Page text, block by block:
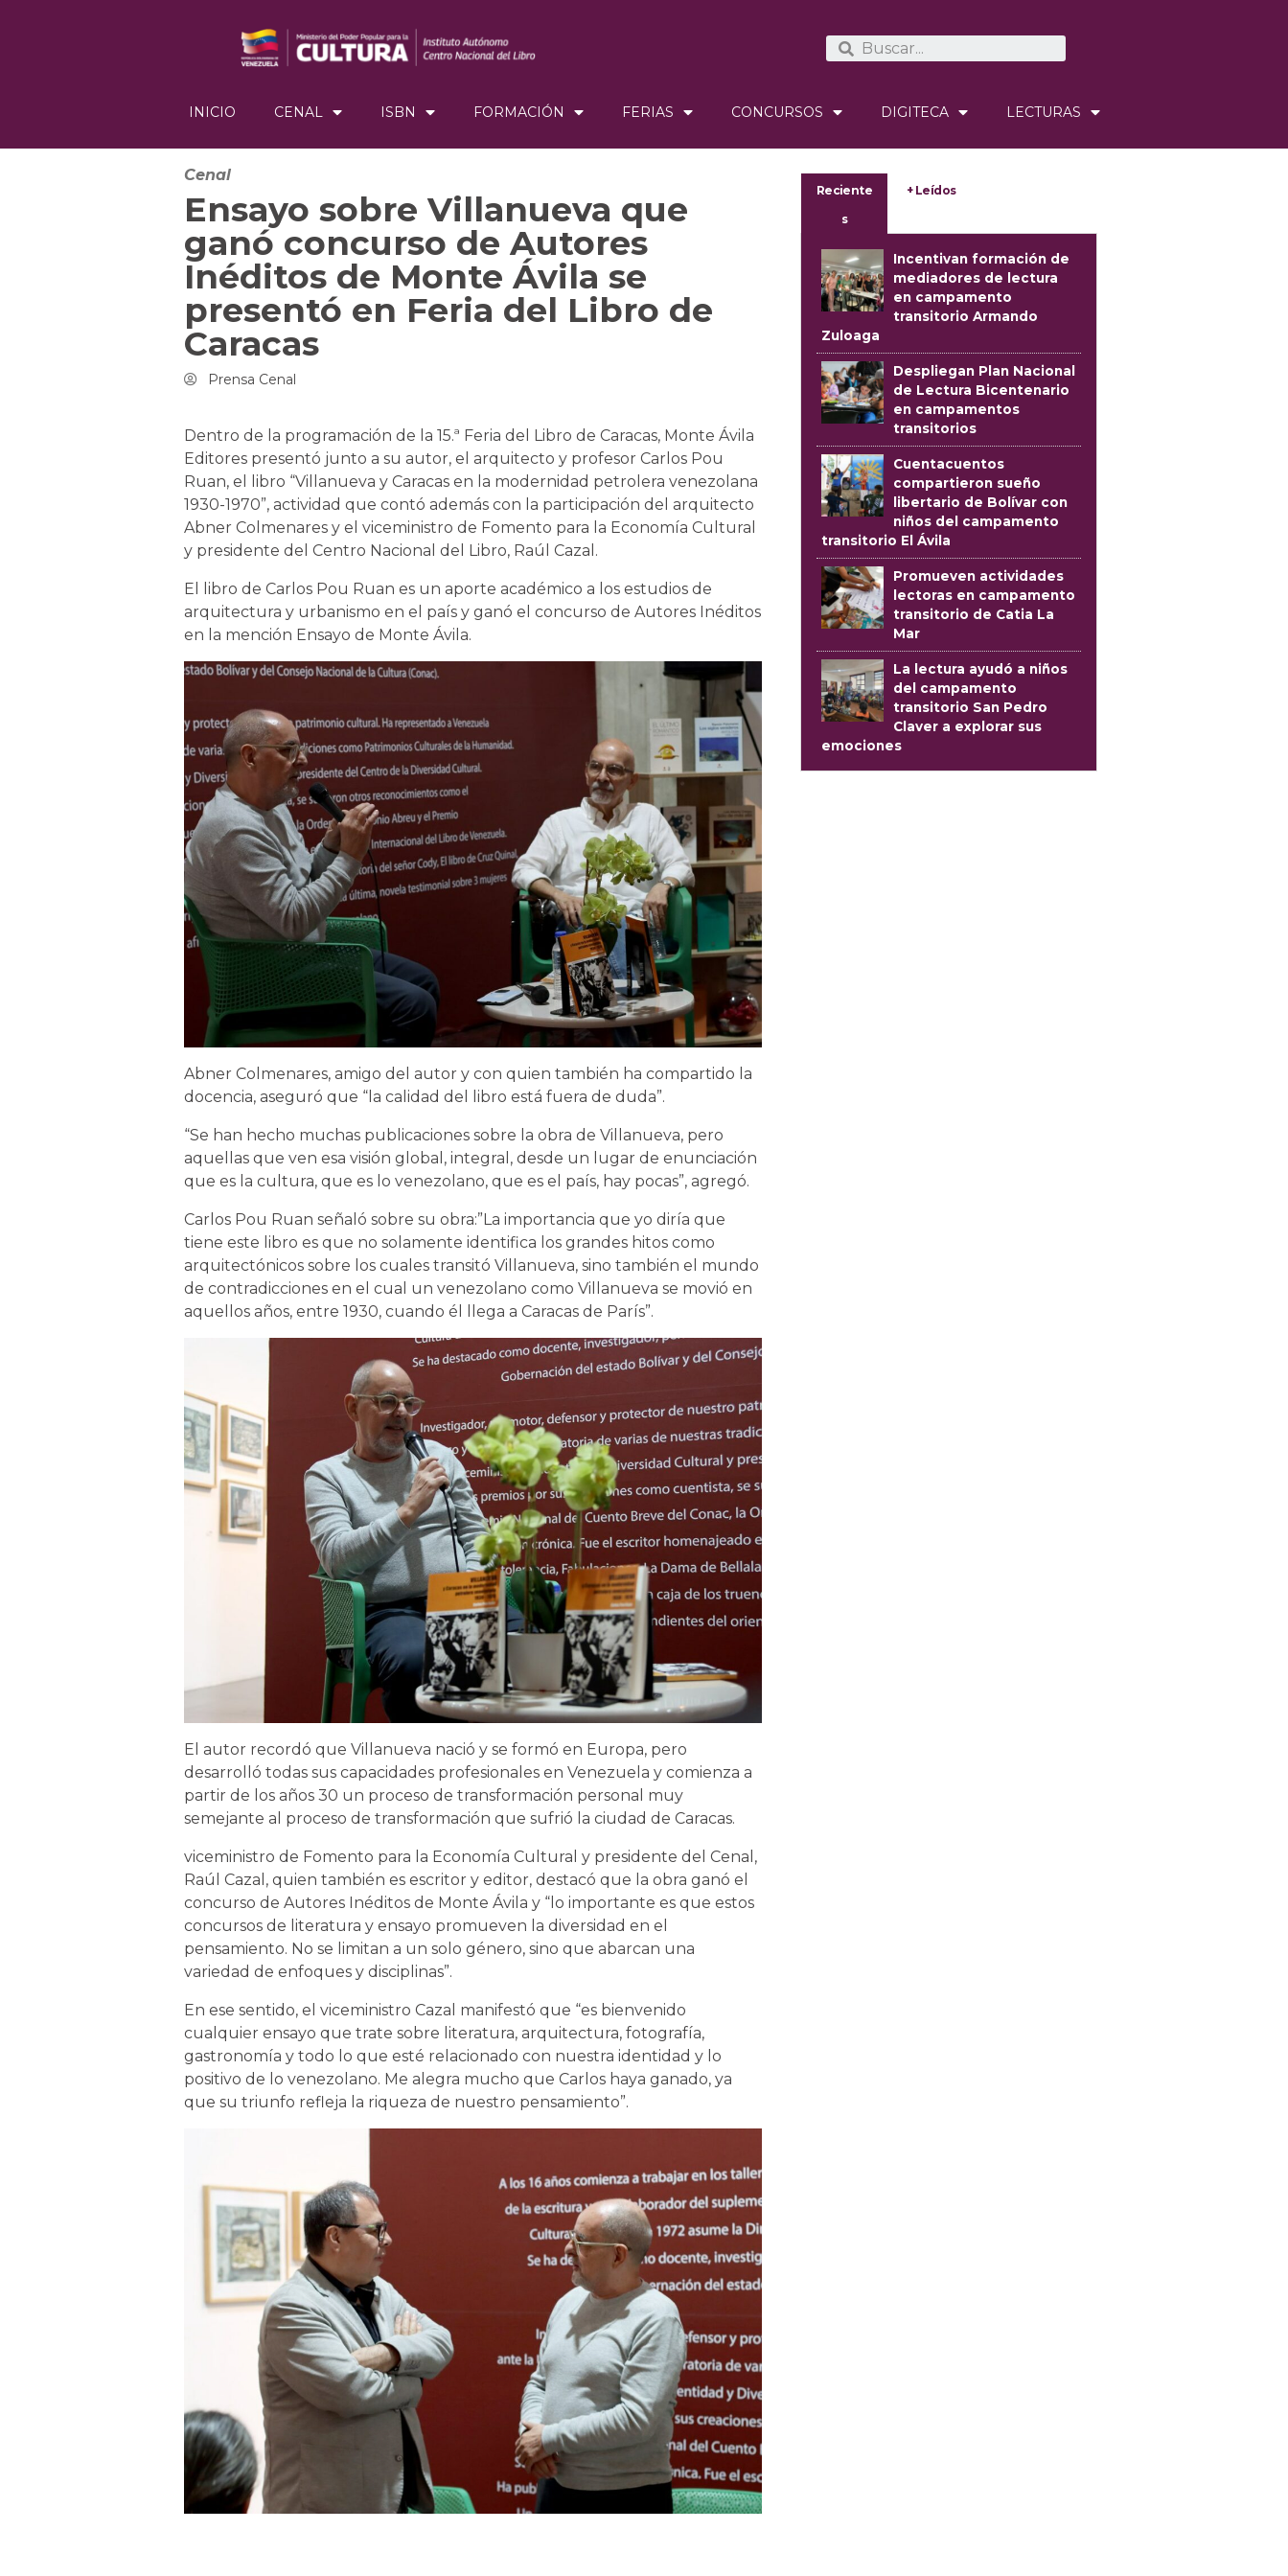
INICIO CENAL ISBN FORMACIÓN FERIAS CONCURSOS DIGITECA LECTURAS
Cenal
Ensayo sobre Villanueva que
ganó concurso de Autores
Inéditos de Monte Ávila se
presentó en Feria del Libro de
Caracas
Prensa Cenal
Dentro de la programación de la 15.ª Feria del Libro de Caracas, Monte Ávila
Editores presentó junto a su autor, el arquitecto y profesor Carlos Pou
Ruan, el libro “Villanueva y Caracas en la modernidad petrolera venezolana
1930-1970”, actividad que contó además con la participación del arquitecto
Abner Colmenares y el viceministro de Fomento para la Economía Cultural
y presidente del Centro Nacional del Libro, Raúl Cazal.
El libro de Carlos Pou Ruan es un aporte académico a los estudios de
arquitectura y urbanismo en el país y ganó el concurso de Autores Inéditos
en la mención Ensayo de Monte Ávila.
Abner Colmenares, amigo del autor y con quien también ha compartido la
docencia, aseguró que “la calidad del libro está fuera de duda”.
“Se han hecho muchas publicaciones sobre la obra de Villanueva, pero
aquellas que ven esa visión global, integral, desde un lugar de enunciación
que es la cultura, que es lo venezolano, que es el país, hay pocas”, agregó.
Carlos Pou Ruan señaló sobre su obra:”La importancia que yo diría que
tiene este libro es que no solamente identifica los grandes hitos como
arquitectónicos sobre los cuales transitó Villanueva, sino también el mundo
de contradicciones en el cual un venezolano como Villanueva se movió en
aquellos años, entre 1930, cuando él llega a Caracas de París”.
El autor recordó que Villanueva nació y se formó en Europa, pero
desarrolló todas sus capacidades profesionales en Venezuela y comienza a
partir de los años 30 un proceso de transformación personal muy
semejante al proceso de transformación que sufrió la ciudad de Caracas.
viceministro de Fomento para la Economía Cultural y presidente del Cenal,
Raúl Cazal, quien también es escritor y editor, destacó que la obra ganó el
concurso de Autores Inéditos de Monte Ávila y “lo importante es que estos
concursos de literatura y ensayo promueven la diversidad en el
pensamiento. No se limitan a un solo género, sino que abarcan una
variedad de enfoques y disciplinas”.
En ese sentido, el viceministro Cazal manifestó que “es bienvenido
cualquier ensayo que trate sobre literatura, arquitectura, fotografía,
gastronomía y todo lo que esté relacionado con nuestra identidad y lo
positivo de lo venezolano. Me alegra mucho que Carlos haya ganado, ya
que su triunfo refleja la riqueza de nuestro pensamiento”.
Reciente
s
+ Leídos
Incentivan formación de
mediadores de lectura
en campamento
transitorio Armando
Zuloaga
Despliegan Plan Nacional
de Lectura Bicentenario
en campamentos
transitorios
Cuentacuentos
compartieron sueño
libertario de Bolívar con
niños del campamento
transitorio El Ávila
Promueven actividades
lectoras en campamento
transitorio de Catia La
Mar
La lectura ayudó a niños
del campamento
transitorio San Pedro
Claver a explorar sus
emociones